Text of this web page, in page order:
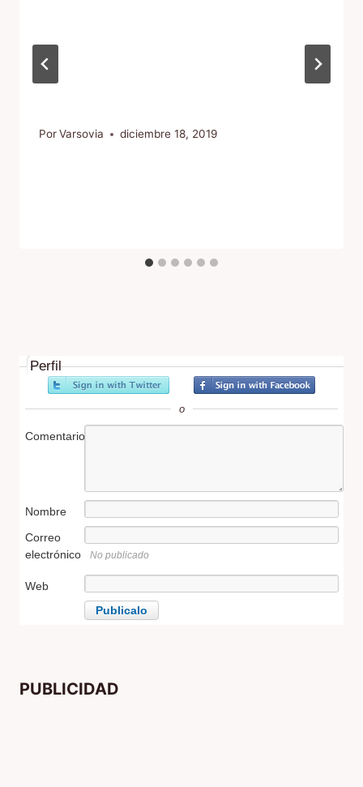
PorVarsovia diciembre 18, 2019
Perfil
o
Comentario
Nombre
Correo
electrónico
No publicado
Web
PUBLICIDAD